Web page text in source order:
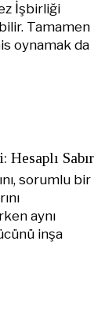
İşbirliği
Tamamen
oynamak da
Hesaplı Sabır
sorumlu bir
aynı
inşa